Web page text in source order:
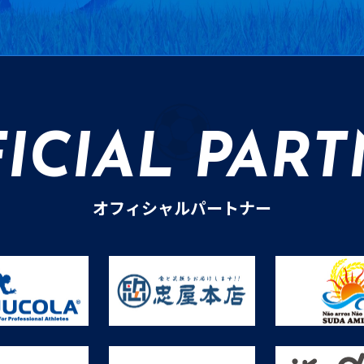
オフィシャルパートナー